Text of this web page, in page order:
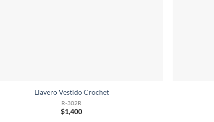
Llavero Vestido Crochet
R-302R
$1,400